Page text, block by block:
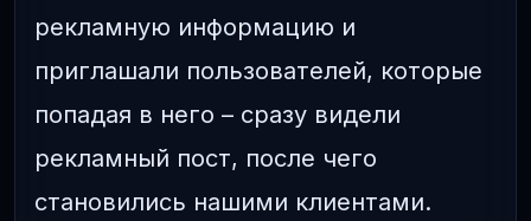
рекламную информацию и
приглашали пользователей, которые
попадая в него – сразу видели
рекламный пост, после чего
становились нашими клиентами.